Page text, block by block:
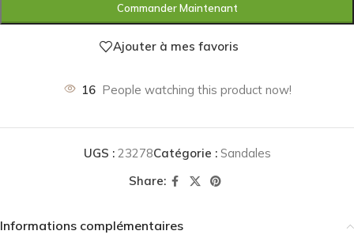
Commander Maintenant
Ajouter à mes favoris
16 People watching this product now!
UGS : 23278Catégorie : Sandales
Share:
Informations complémentaires